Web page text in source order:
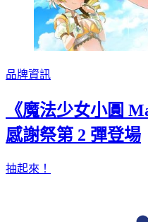
品牌資訊
《魔法少女小圓
感謝祭第 2 彈登場
抽起來！